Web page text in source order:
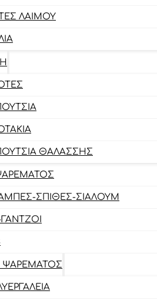
ΛΑΊΜΟΥ
ΘΑΛΆΣΣΗΣ
ΣΠΊΘΕΣ-ΣΊΑΛΟΥΜ
ΨΑΡΈΜΑΤΟΣ